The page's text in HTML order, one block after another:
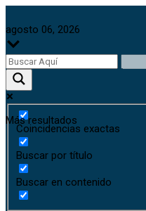
agosto 06, 2026
Más resultados
Coincidencias exactas
Buscar por título
Buscar en contenido